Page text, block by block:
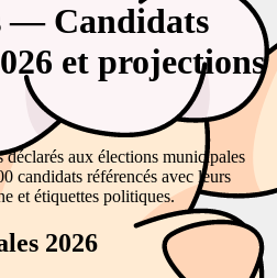
— Candidats
et projections
déclarés aux élections municipales
candidats référencés avec leurs
et étiquettes politiques.
2026